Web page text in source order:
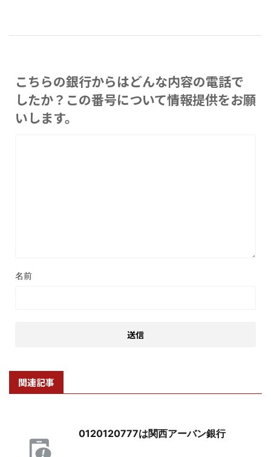
こちらの銀行からはどんな内容の電話で
したか？この番号について情報提供をお願
いします。
名前
関連記事
0120120777は関西アーバン銀行